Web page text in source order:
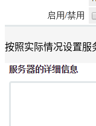
按照实际情况设置服